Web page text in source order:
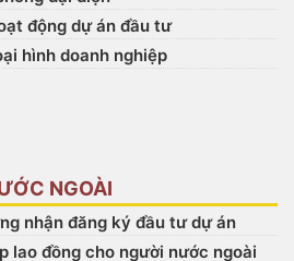
động dự án đầu tư
hình doanh nghiệp
NGOÀI
nhận đăng ký đầu tư dự án
lao đồng cho người nước ngoài